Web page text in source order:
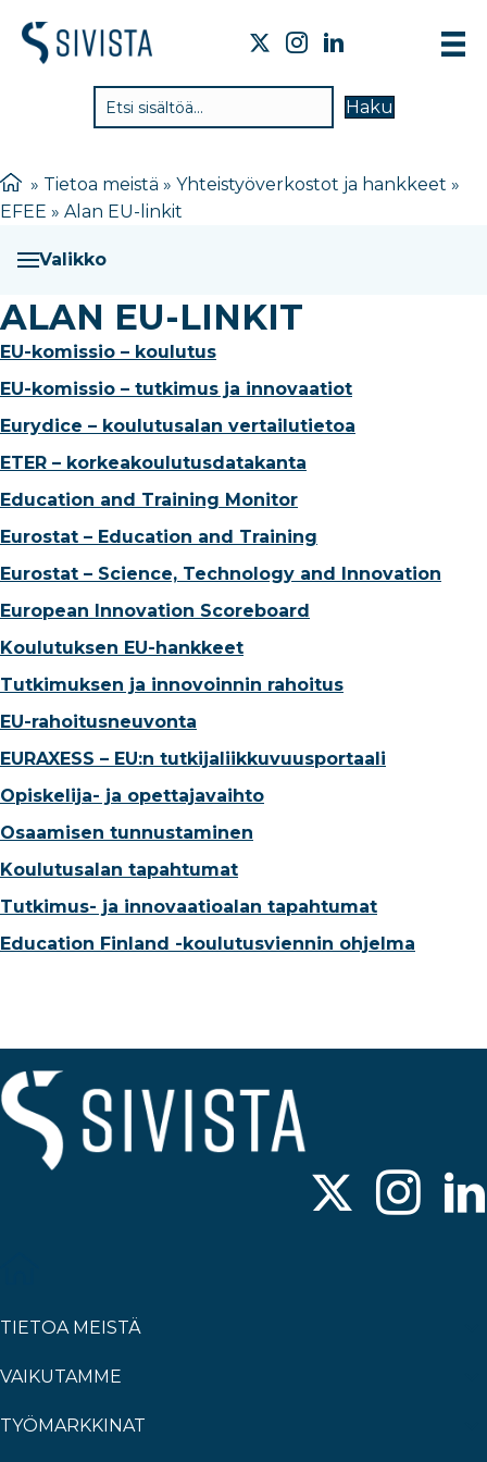
Haku
» Tietoa meistä » Yhteistyöverkostot ja hankkeet »
EFEE » Alan EU-linkit
Valikko
ALAN EU-LINKIT
EU-komissio – koulutus
EU-komissio – tutkimus ja innovaatiot
Eurydice – koulutusalan vertailutietoa
ETER – korkeakoulutusdatakanta
Education and Training Monitor
Eurostat – Education and Training
Eurostat – Science, Technology and Innovation
European Innovation Scoreboard
Koulutuksen EU-hankkeet
Tutkimuksen ja innovoinnin rahoitus
EU-rahoitusneuvonta
EURAXESS – EU:n tutkijaliikkuvuusportaali
Opiskelija- ja opettajavaihto
Osaamisen tunnustaminen
Koulutusalan tapahtumat
Tutkimus- ja innovaatioalan tapahtumat
Education Finland -koulutusviennin ohjelma
TIETOA MEISTÄ
VAIKUTAMME
TYÖMARKKINAT